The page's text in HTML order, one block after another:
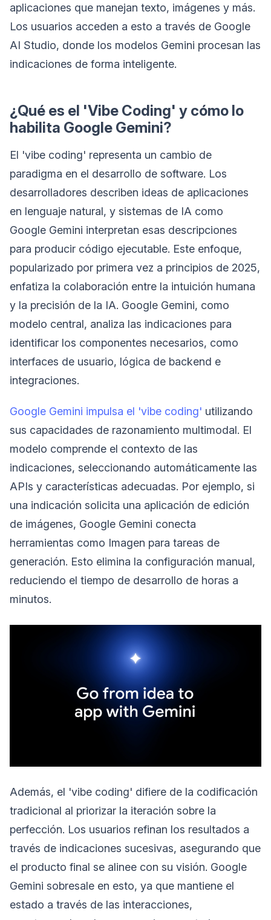
aplicaciones que manejan texto, imágenes y más.
Los usuarios acceden a esto a través de Google
AI Studio, donde los modelos Gemini procesan las
indicaciones de forma inteligente.
¿Qué es el 'Vibe Coding' y cómo lo
habilita Google Gemini?
El 'vibe coding' representa un cambio de
paradigma en el desarrollo de software. Los
desarrolladores describen ideas de aplicaciones
en lenguaje natural, y sistemas de IA como
Google Gemini interpretan esas descripciones
para producir código ejecutable. Este enfoque,
popularizado por primera vez a principios de 2025,
enfatiza la colaboración entre la intuición humana
y la precisión de la IA. Google Gemini, como
modelo central, analiza las indicaciones para
identificar los componentes necesarios, como
interfaces de usuario, lógica de backend e
integraciones.
Google Gemini impulsa el 'vibe coding' utilizando
sus capacidades de razonamiento multimodal. El
modelo comprende el contexto de las
indicaciones, seleccionando automáticamente las
APIs y características adecuadas. Por ejemplo, si
una indicación solicita una aplicación de edición
de imágenes, Google Gemini conecta
herramientas como Imagen para tareas de
generación. Esto elimina la configuración manual,
reduciendo el tiempo de desarrollo de horas a
minutos.
Además, el 'vibe coding' difiere de la codificación
tradicional al priorizar la iteración sobre la
perfección. Los usuarios refinan los resultados a
través de indicaciones sucesivas, asegurando que
el producto final se alinee con su visión. Google
Gemini sobresale en esto, ya que mantiene el
estado a través de las interacciones,